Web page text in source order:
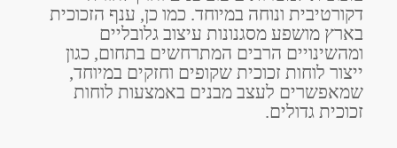
דקורטיבית ונוחה במיוחד. כמו כן, ענף הזכוכית
בארץ מושפע מסגנונות עיצוב גלובליים
ומהשינויים הרבים המתרחשים בתחום, כגון
ייצור לוחות זכוכית שקופים וחזקים במיוחד,
שמאפשרים לעצב מבנים באמצעות לוחות
זכוכית גדולים.